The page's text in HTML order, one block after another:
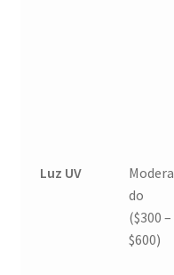
Luz UV
Modera
do
($300 –
$600)